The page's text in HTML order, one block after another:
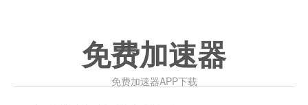
免费加速器
免费加速器APP下载